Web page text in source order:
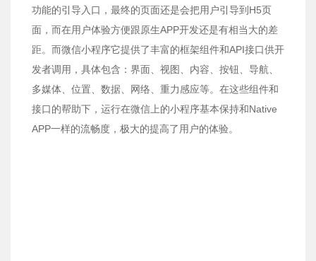
功能的引导入口，最终的页面还是会把用户引导到H5页
面，而在用户体验方便跟原生APP开发还是有相当大的差
距。而微信小程序它提供了丰富的框架组件和API接口供开
发者调用，具体包含：界面、视图、内容、按钮、导航、
多媒体、位置、数据、网络、重力感应等。在这些组件和
接口的帮助下，运行在微信上的小程序基本保持和Native
APP一样的流畅度，极大的提高了用户的体验。